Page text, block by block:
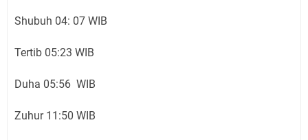
Shubuh 04: 07 WIB
Tertib 05:23 WIB
Duha 05:56 WIB
Zuhur 11:50 WIB